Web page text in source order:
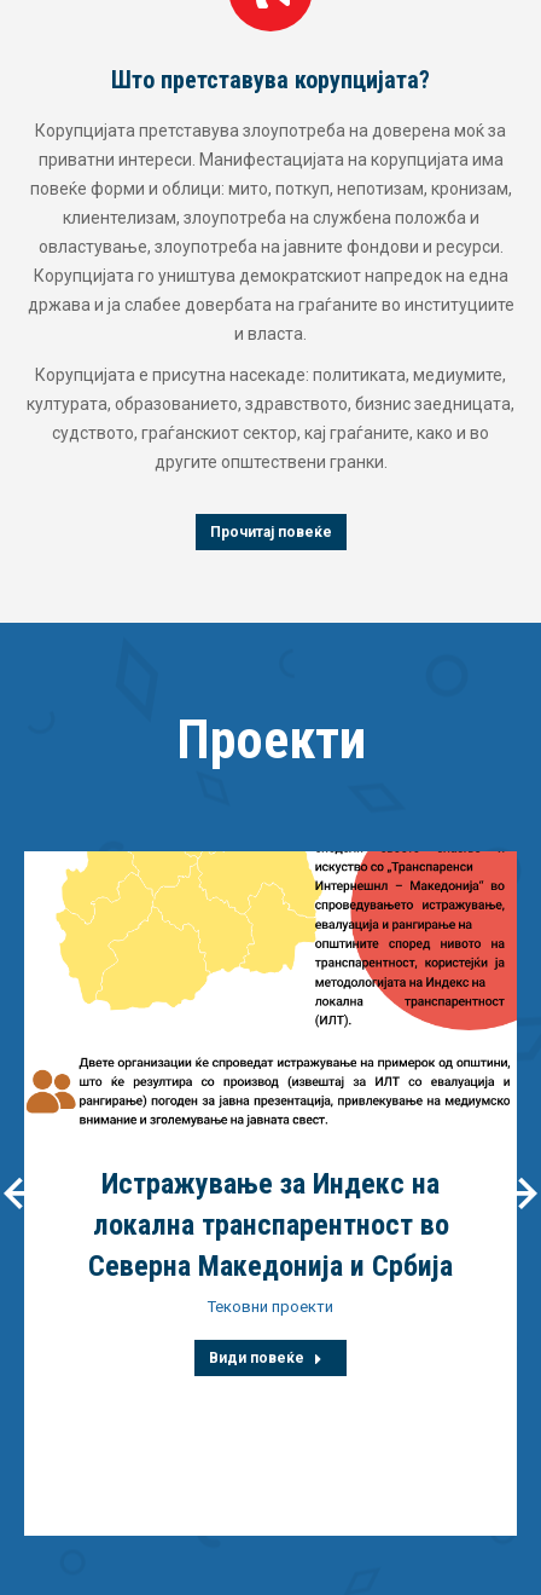
Мисијата на Транспаренси Интернешнл
Македонија
Транспаренси Интернешнл – Македонија постојано се
за политики, и закони коишто ќе го променат системот,
искоренат и оневозможат корупцијата. Како дел од
глобалната коалиција за борба против корупцијата
Транспаренси Интернешнл постојано гради коалиции
мрежи со други партнери и организации за да ја
својата визија за општество и систем слободни од
и зајакната граѓанска свест, како и охрабрување на
граѓаните и сите засегнати страни да се
корупцијата. Целта на Транспаренси Интернешнл –
Македонија е воспоставување на систем на
Прочитај повеќе
Проекти
Истражување за Индекс на
локална транспарентност во
Северна Македонија и Србија
Тековни проекти
Види повеќе